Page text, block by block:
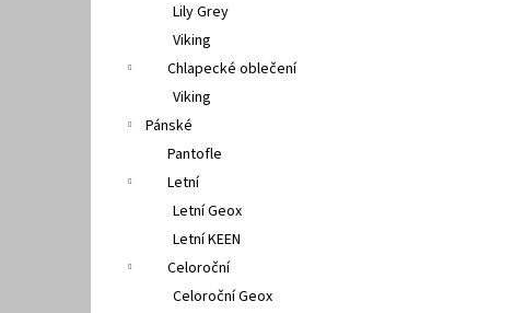
Lily Grey
Viking
Chlapecké oblečení
Viking
Pánské
Pantofle
Letní
Letní Geox
Letní KEEN
Celoroční
Celoroční Geox